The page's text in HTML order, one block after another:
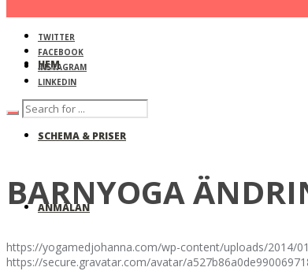
HEM
SCHEMA & PRISER
ANMÄLAN
TWITTER
FACEBOOK
INSTAGRAM
LINKEDIN
BARNYOGA
https://yogamedjohanna.com/wp-content/uploads/2014/
https://secure.gravatar.com/avatar/